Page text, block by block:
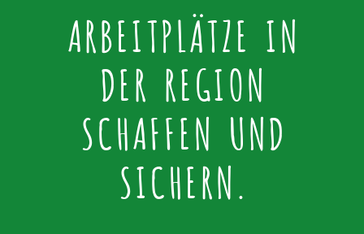
ARBEITPLÄTZE IN
DER REGION
SCHAFFEN UND
SICHERN.